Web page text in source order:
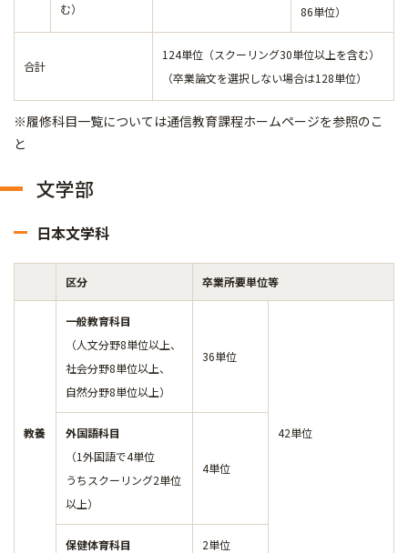
86単位）
む）
合計
124単位（スクーリング30単位以上を含む）
（卒業論文を選択しない場合は128単位）
※履修科目一覧については通信教育課程ホームページを参照のこ
と
文学部
日本文学科
区分 卒業所要単位等
教養
一般教育科目
（人文分野8単位以上、
社会分野8単位以上、
自然分野8単位以上）
36単位
42単位
外国語科目
（1外国語で4単位
うちスクーリング2単位
以上）
4単位
保健体育科目 2単位